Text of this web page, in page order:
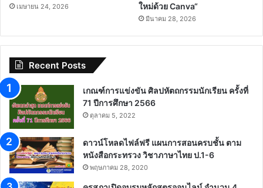
เมษายน 24, 2026
ใหม่ด้วย Canva“
มีนาคม 28, 2026
Recent Posts
เกณฑ์การแข่งขัน ศิลปหัตถกรรมนักเรียน ครั้งที่
71 ปีการศึกษา 2566
ตุลาคม 5, 2022
ดาวน์โหลดไฟล์ฟรี แผนการสอนครบชั้น ตาม
หนังสือกระทรวง วิชาภาษาไทย ป.1-6
พฤษภาคม 28, 2020